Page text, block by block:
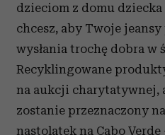
dzieciom z domu
chcesz, aby Twoje
wysłania trochę dobra w
Recyklingowane
na aukcji charytatywnej,
zostanie przeznaczony
nastolatek na Cabo